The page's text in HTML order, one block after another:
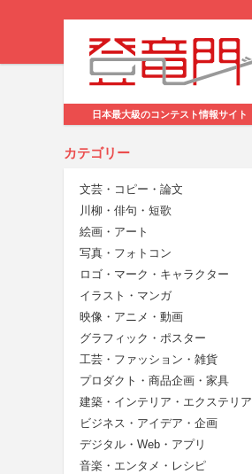
日本最大級のコンテスト情報サイト
カテゴリー
文芸・コピー・論文
川柳・俳句・短歌
絵画・アート
写真・フォトコン
ロゴ・マーク・キャラクター
イラスト・マンガ
映像・アニメ・動画
グラフィック・ポスター
工芸・ファッション・雑貨
プロダクト・商品企画・家具
建築・インテリア・エクステリア
ビジネス・アイデア・企画
デジタル・Web・アプリ
音楽・エンタメ・レシピ